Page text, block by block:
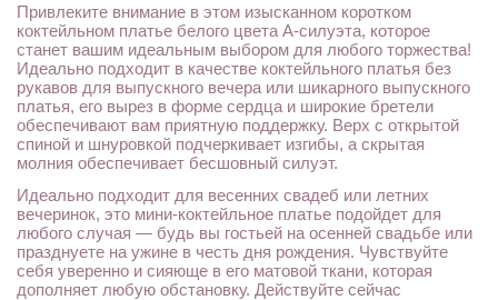
Привлеките внимание в этом изысканном коротком
коктейльном платье белого цвета А-силуэта, которое
станет вашим идеальным выбором для любого торжества!
Идеально подходит в качестве коктейльного платья без
рукавов для выпускного вечера или шикарного выпускного
платья, его вырез в форме сердца и широкие бретели
обеспечивают вам приятную поддержку. Верх с открытой
спиной и шнуровкой подчеркивает изгибы, а скрытая
молния обеспечивает бесшовный силуэт.
Идеально подходит для весенних свадеб или летних
вечеринок, это мини-коктейльное платье подойдет для
любого случая — будь вы гостьей на осенней свадьбе или
празднуете на ужине в честь дня рождения. Чувствуйте
себя уверенно и сияюще в его матовой ткани, которая
дополняет любую обстановку. Действуйте сейчас